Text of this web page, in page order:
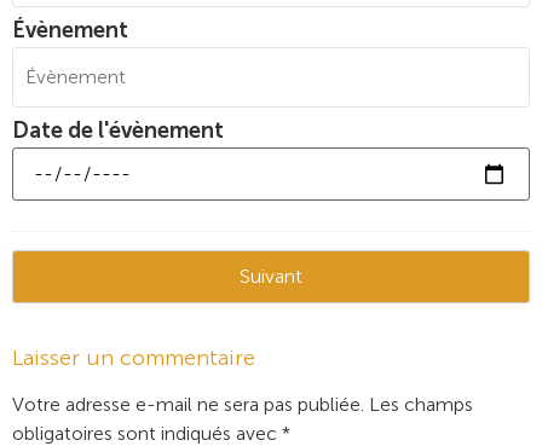
Évènement
Date de l'évènement
Suivant
Laisser un commentaire
Votre adresse e-mail ne sera pas publiée. Les champs
obligatoires sont indiqués avec *